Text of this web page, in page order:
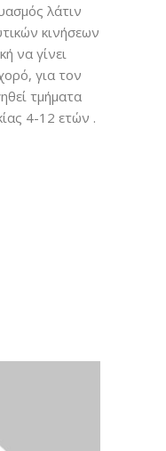
λάτιν
κινήσεων
να γίνει
για τον
τμήματα
4-12 ετών .